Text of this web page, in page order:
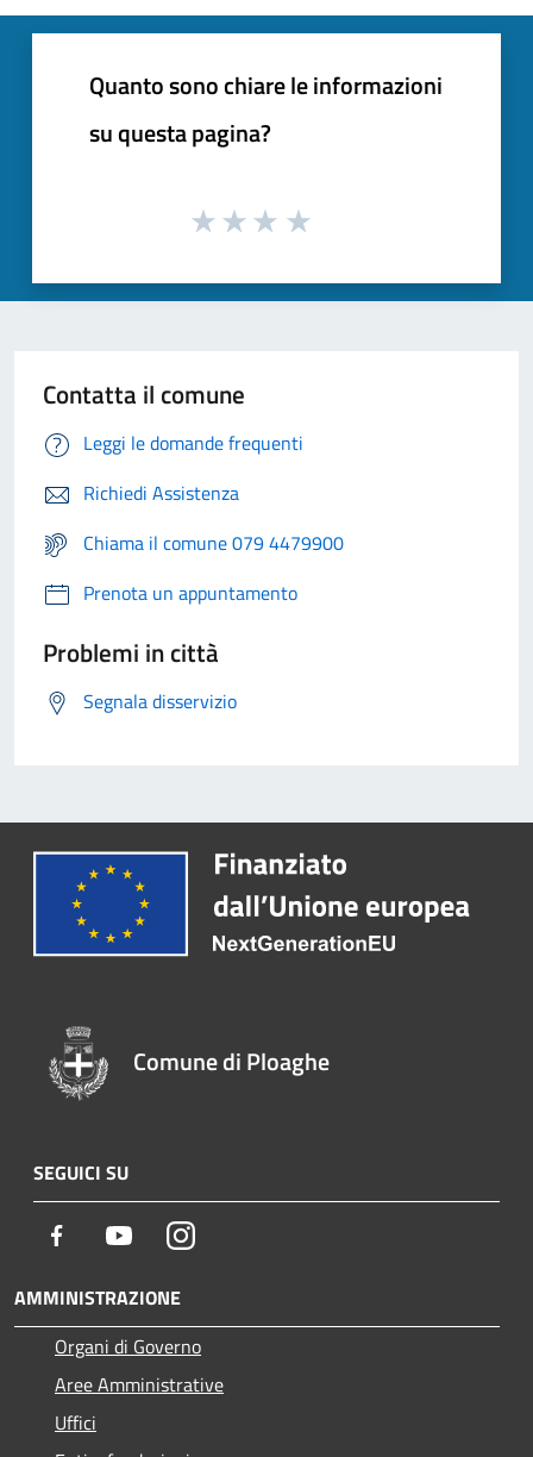
Quanto sono chiare le informazioni
su questa pagina?
Contatta il comune
Leggi le domande frequenti
Richiedi Assistenza
Chiama il comune 079 4479900
Prenota un appuntamento
Problemi in città
Segnala disservizio
Comune di Ploaghe
SEGUICI SU
Facebook YoutubeInstagram
AMMINISTRAZIONE
Organi di Governo
Aree Amministrative
Uffici